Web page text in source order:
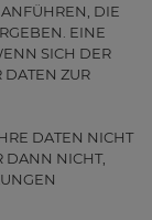
DIE
EINE
SICH DER
DATEN ZUR
DATEN NICHT
DANN NICHT,